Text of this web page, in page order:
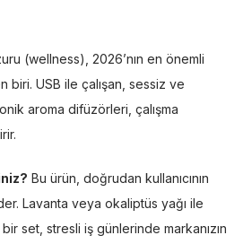
(wellness), 2026’nın en önemli
biri. USB ile çalışan, sessiz ve
aroma difüzörleri, çalışma
Bu ürün, doğrudan kullanıcının
Lavanta veya okaliptüs yağı ile
set, stresli iş günlerinde markanızın